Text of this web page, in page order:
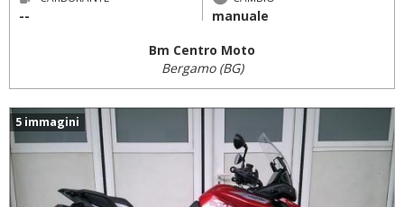
-- manuale
Bm Centro Moto
Bergamo (BG)
5 immagini